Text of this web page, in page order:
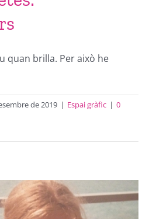
quan brilla. Per això he
de 2019 | Espai gràfic | 0